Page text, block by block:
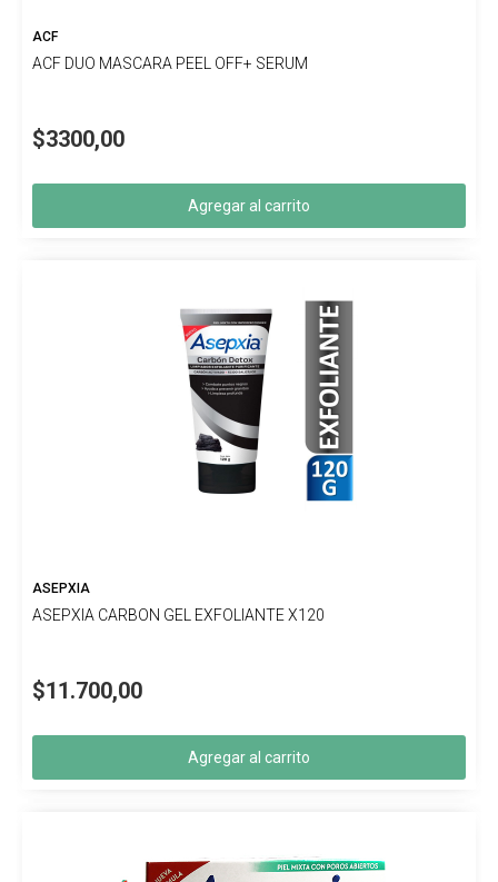
ACF
ACF DUO MASCARA PEEL OFF+ SERUM
$3300,00
Agregar al carrito
ASEPXIA
ASEPXIA CARBON GEL EXFOLIANTE X120
$11.700,00
Agregar al carrito